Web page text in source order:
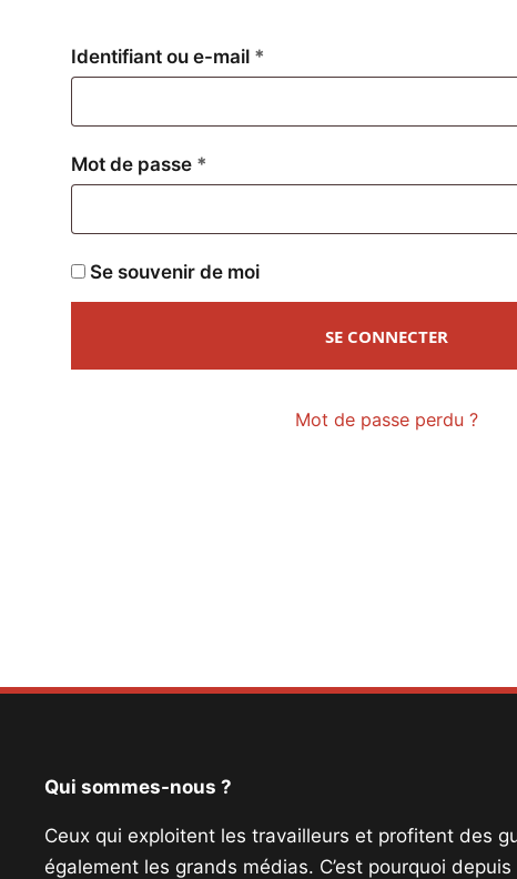
Identifiant ou e-mail *
Mot de passe *
Se souvenir de moi
SE CONNECTER
Mot de passe perdu ?
Qui sommes-nous ?
Ceux qui exploitent les travailleurs et profitent des
également les grands médias. C’est pourquoi